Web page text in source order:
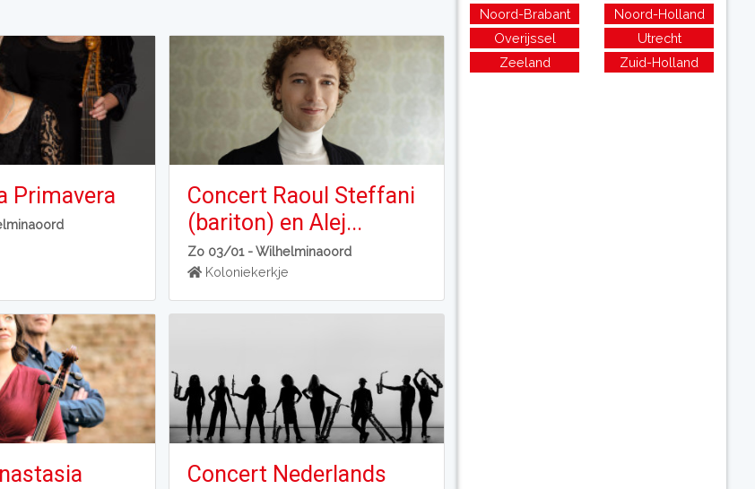
Primavera
Concert Raoul Steffani
(bariton) en Alej...
Zo 03/01 -Wilhelminaoord
Koloniekerkje
Concert Nederlands
Noord-Brabant
Noord-Holland
Overijssel
Utrecht
Zeeland
Zuid-Holland